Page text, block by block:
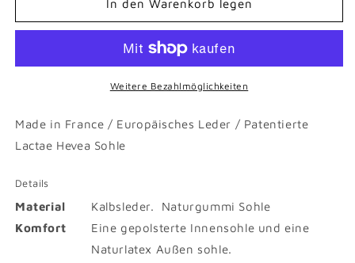
In den Warenkorb legen
Weitere Bezahlmöglichkeiten
Made in France / Europäisches Leder / Patentierte
Lactae Hevea Sohle
Details
Material
Kalbsleder. Naturgummi Sohle
Komfort
Eine gepolsterte Innensohle und eine
Naturlatex Außen sohle.